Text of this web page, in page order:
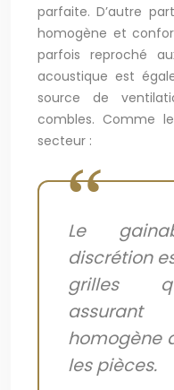
parfaite. D’autre
homogène et
parfois reproché
acoustique est
source de
combles. Comme
secteur :
Le
discrétion
grilles
homogène
les pièces.